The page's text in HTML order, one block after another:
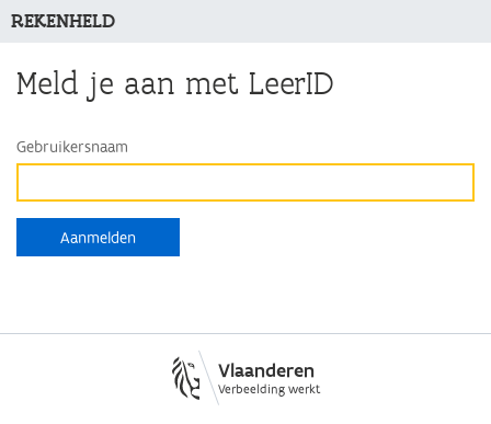
REKENHELD
Meld je aan met LeerID
Gebruikersnaam
Vlaanderen
Verbeelding werkt